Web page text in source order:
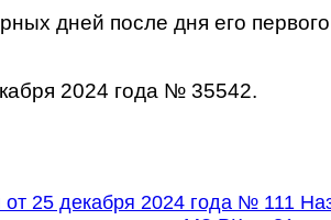
дней после дня его
2024 года № 35542.
25 декабря 2024 года № 111